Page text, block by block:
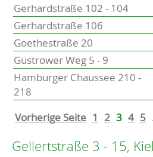
Gerhardstraße 102 - 104
Gerhardstraße 106
Goethestraße 20
Güstrower Weg 5 - 9
Hamburger Chaussee 210 -
218
Vorherige Seite 1 2 3 4 5
Gellertstraße 3 - 15, Kiel